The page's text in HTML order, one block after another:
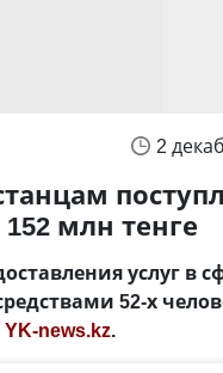
2
млн тенге
услуг в
52-х
YK-news.kz.